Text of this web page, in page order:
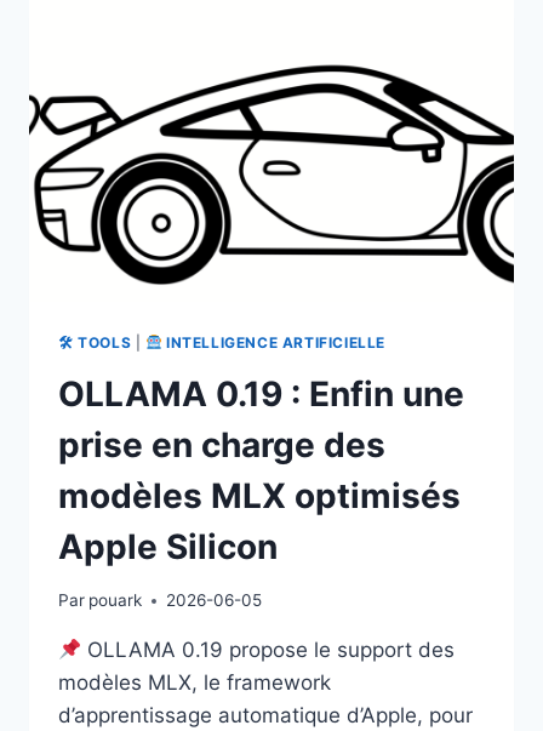
LOCAL,
ULTRALÉGER
EN
31
LANGUES
🛠 TOOLS INTELLIGENCE ARTIFICIELLE
OLLAMA 0.19 : Enfin une
prise en charge des
modèles MLX optimisés
Apple Silicon
Par pouark 2026-06-05
OLLAMA 0.19 propose le support des
modèles MLX, le framework
d’apprentissage automatique d’Apple, pour